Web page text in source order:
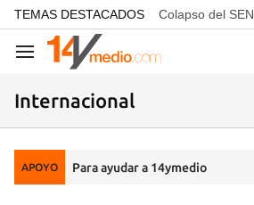
common.go-to-content
TEMAS DESTACADOS Colapso del SEN
Navegación
Internacional
APOYO Para ayudar a 14ymedio